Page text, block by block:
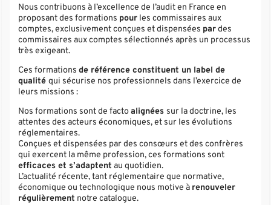
Nous contribuons à l’excellence de l’audit en France en
proposant des formations pour les commissaires aux
comptes, exclusivement conçues et dispensées pardes
commissaires aux comptes sélectionnés après un processus
très exigeant.
Ces formationsde référence constituent un label de
qualitéqui sécurise nos professionnels dans l’exercice de
leurs missions :
Nos formations sont de factoalignéessur la doctrine, les
attentes des acteurs économiques, et sur les évolutions
réglementaires.
Conçues et dispensées par des consœurs et des confrères
qui exercent la même profession, ces formations sont
efficaces et s’adaptent au quotidien.
L’actualité récente, tant réglementaire que normative,
économique ou technologique nous motive à renouveler
régulièrement notre catalogue.